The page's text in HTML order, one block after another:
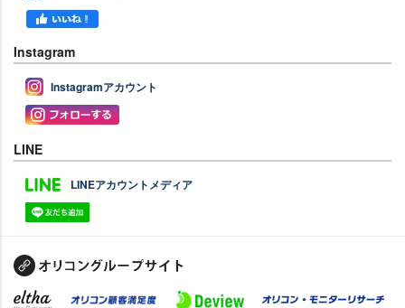
Instagram
Instagramアカウント
LINE
LINEアカウントメディア